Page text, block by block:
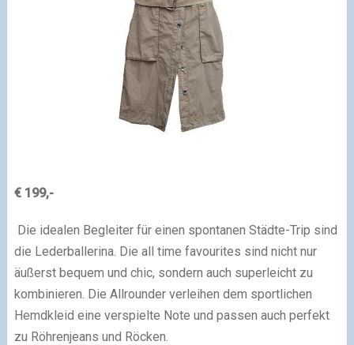
€ 199,-
Die idealen Begleiter für einen spontanen Städte-Trip sind
die Lederballerina. Die all time favourites sind nicht nur
äußerst bequem und chic, sondern auch superleicht zu
kombinieren. Die Allrounder verleihen dem sportlichen
Hemdkleid eine verspielte Note und passen auch perfekt
zu Röhrenjeans und Röcken.